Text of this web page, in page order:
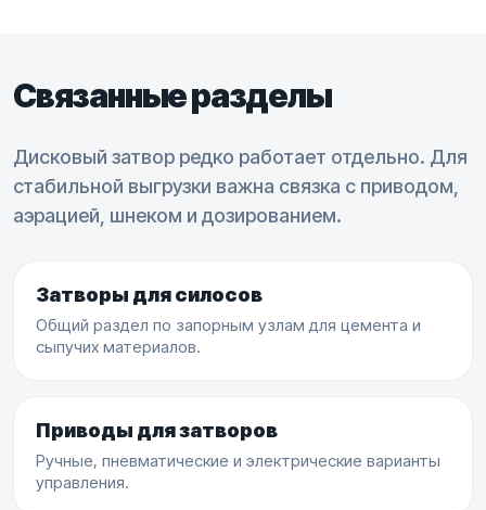
Связанные разделы
Дисковый затвор редко работает отдельно. Для
стабильной выгрузки важна связка с приводом,
аэрацией, шнеком и дозированием.
Затворы для силосов
Общий раздел по запорным узлам для цемента и
сыпучих материалов.
Приводы для затворов
Ручные, пневматические и электрические варианты
управления.